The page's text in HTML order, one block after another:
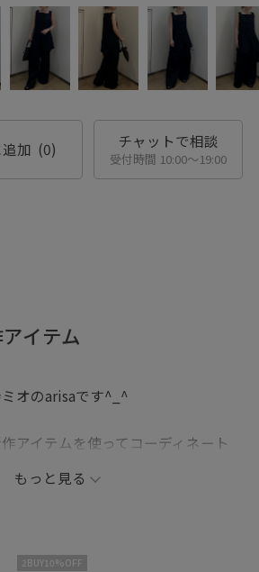
加 (0) チャットで相談
受付時間 10:00〜19:00
イテム
オのarisaです^_^
アイテムを使ってコーディネート
♡
おすすめのアイテムです！
もっと見る
2BUY10%OFF